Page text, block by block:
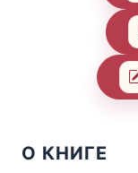
О КНИГЕ